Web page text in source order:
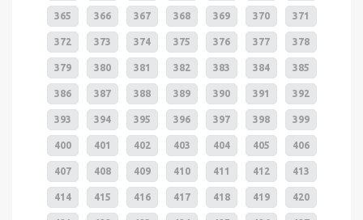
365 366 367 368 369 370 371
372 373 374 375 376 377 378
379 380 381 382 383 384 385
386 387 388 389 390 391 392
393 394 395 396 397 398 399
400 401 402 403 404 405 406
407 408 409 410 411 412 413
414 415 416 417 418 419 420